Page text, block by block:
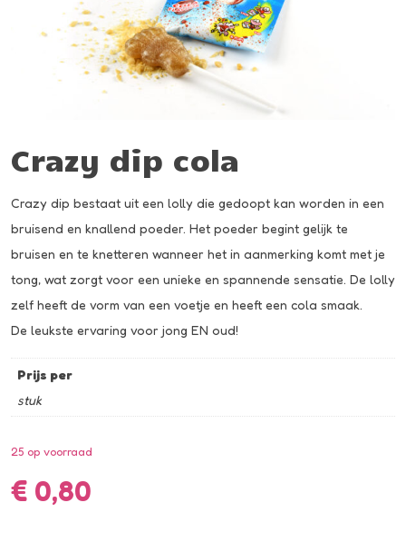
€ 0,80
Crazy dip bestaat uit een lolly die gedoopt kan worden in een
bruisend en knallend poeder. Het poeder begint gelijk te
bruisen en te knetteren wanneer het in aanmerking komt met je
tong, wat zorgt voor een unieke en spannende sensatie. De lolly
zelf heeft de vorm van een voetje en heeft een cola smaak.
De leukste ervaring voor jong EN oud!
25 op voorraad
Prijs per
stuk
Crazy dip cola